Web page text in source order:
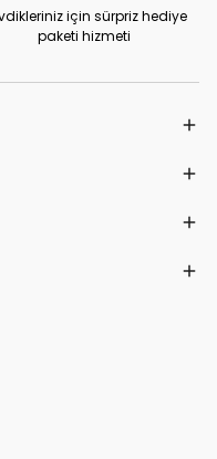
için sürpriz hediye
paketi hizmeti